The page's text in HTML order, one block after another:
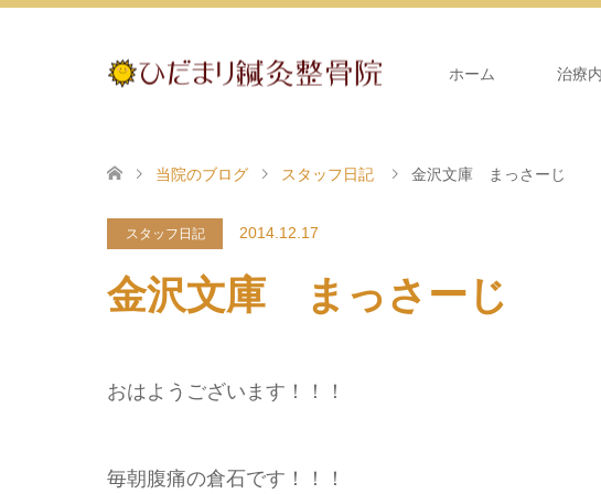
ホーム 治療
当院のブログ スタッフ日記 金沢文庫 まっさーじ
スタッフ日記 2014.12.17
金沢文庫 まっさーじ
おはようございます！！！
毎朝腹痛の倉石です！！！